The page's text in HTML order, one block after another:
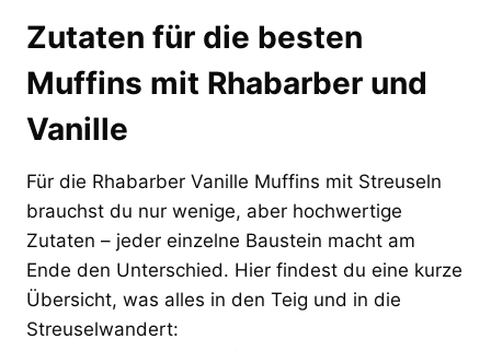
Zutaten für die besten
Muffins mit Rhabarber und
Vanille
Für die Rhabarber Vanille Muffins mit Streuseln
brauchst du nur wenige, aber hochwertige
Zutaten – jeder einzelne Baustein macht am
Ende den Unterschied. Hier findest du eine kurze
Übersicht, was alles in den Teig und in die
Streuselwandert: